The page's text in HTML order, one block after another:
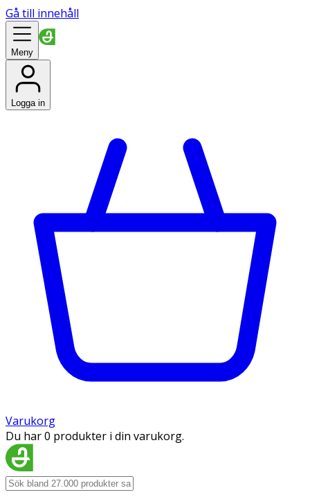
Gå till innehåll
Meny
Logga in
Varukorg
Du har 0 produkter i din varukorg.